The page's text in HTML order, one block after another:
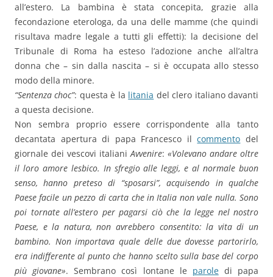
all’estero. La bambina è stata concepita, grazie alla
fecondazione eterologa, da una delle mamme (che quindi
risultava madre legale a tutti gli effetti): la decisione del
Tribunale di Roma ha esteso l’adozione anche all’altra
donna che – sin dalla nascita – si è occupata allo stesso
modo della minore.
“Sentenza choc”: questa è la litania del clero italiano davanti
a questa decisione.
Non sembra proprio essere corrispondente alla tanto
decantata apertura di papa Francesco ilcommento del
giornale dei vescovi italianiAvvenire: «Volevano andare oltre
il loro amore lesbico. In sfregio alle leggi, e al normale buon
senso, hanno preteso di “sposarsi”, acquisendo in qualche
Paese facile un pezzo di carta che in Italia non vale nulla. Sono
poi tornate all’estero per pagarsi ciò che la legge nel nostro
Paese, e la natura, non avrebbero consentito: la vita di un
bambino. Non importava quale delle due dovesse partorirlo,
era indifferente al punto che hanno scelto sulla base del corpo
più giovane». Sembrano così lontane le paroledi papa